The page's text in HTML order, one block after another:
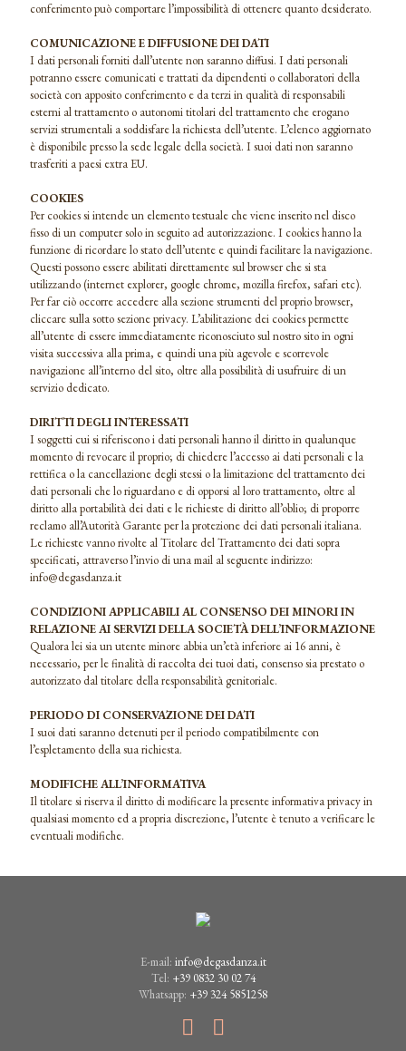
conferimento può comportare l’impossibilità di ottenere quanto desiderato.
COMUNICAZIONE E DIFFUSIONE DEI DATI
I dati personali forniti dall’utente non saranno diffusi. I dati personali
potranno essere comunicati e trattati da dipendenti o collaboratori della
società con apposito conferimento e da terzi in qualità di responsabili
esterni al trattamento o autonomi titolari del trattamento che erogano
servizi strumentali a soddisfare la richiesta dell’utente. L’elenco aggiornato
è disponibile presso la sede legale della società. I suoi dati non saranno
trasferiti a paesi extra EU.
COOKIES
Per cookies si intende un elemento testuale che viene inserito nel disco
fisso di un computer solo in seguito ad autorizzazione. I cookies hanno la
funzione di ricordare lo stato dell’utente e quindi facilitare la navigazione.
Questi possono essere abilitati direttamente sul browser che si sta
utilizzando (internet explorer, google chrome, mozilla firefox, safari etc).
Per far ciò occorre accedere alla sezione strumenti del proprio browser,
cliccare sulla sotto sezione privacy. L’abilitazione dei cookies permette
all’utente di essere immediatamente riconosciuto sul nostro sito in ogni
visita successiva alla prima, e quindi una più agevole e scorrevole
navigazione all’interno del sito, oltre alla possibilità di usufruire di un
servizio dedicato.
DIRITTI DEGLI INTERESSATI
I soggetti cui si riferiscono i dati personali hanno il diritto in qualunque
momento di revocare il proprio; di chiedere l’accesso ai dati personali e la
rettifica o la cancellazione degli stessi o la limitazione del trattamento dei
dati personali che lo riguardano e di opporsi al loro trattamento, oltre al
diritto alla portabilità dei dati e le richieste di diritto all’oblio; di proporre
reclamo all’Autorità Garante per la protezione dei dati personali italiana.
Le richieste vanno rivolte al Titolare del Trattamento dei dati sopra
specificati, attraverso l’invio di una mail al seguente indirizzo:
info@degasdanza.it
CONDIZIONI APPLICABILI AL CONSENSO DEI MINORI IN
RELAZIONE AI SERVIZI DELLA SOCIETÀ DELL’INFORMAZIONE
Qualora lei sia un utente minore abbia un’età inferiore ai 16 anni, è
necessario, per le finalità di raccolta dei tuoi dati, consenso sia prestato o
autorizzato dal titolare della responsabilità genitoriale.
PERIODO DI CONSERVAZIONE DEI DATI
I suoi dati saranno detenuti per il periodo compatibilmente con
l’espletamento della sua richiesta.
MODIFICHE ALL’INFORMATIVA
Il titolare si riserva il diritto di modificare la presente informativa privacy in
qualsiasi momento ed a propria discrezione, l’utente è tenuto a verificare le
eventuali modifiche.
E-mail: info@degasdanza.it
Tel: +39 0832 30 02 74
Whatsapp: +39 324 5851258